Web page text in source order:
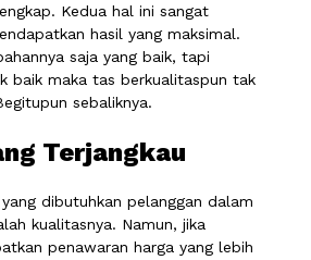
Kedua hal ini sangat
hasil yang maksimal.
saja yang baik, tapi
baik maka tas berkualitaspun tak
sebaliknya.
Terjangkau
dibutuhkan pelanggan dalam
kualitasnya. Namun, jika
penawaran harga yang lebih